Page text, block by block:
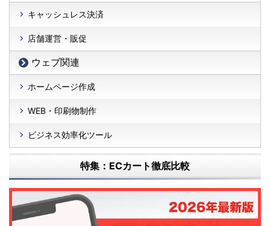
キャッシュレス決済
店舗運営・販促
ウェブ関連
ホームページ作成
WEB・印刷物制作
ビジネス効率化ツール
特集：ECカート徹底比較